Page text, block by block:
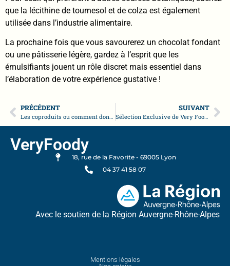
que la lécithine de tournesol et de colza est également
utilisée dans l’industrie alimentaire.
La prochaine fois que vous savourerez un chocolat fondant
ou une pâtisserie légère, gardez à l’esprit que les
émulsifiants jouent un rôle discret mais essentiel dans
l’élaboration de votre expérience gustative !
PRÉCÉDENT
Les coproduits ou comment donner une « seconde vie » aux aliments
SUIVANT
Sélection Exclusive de Very Foody : Découvrez nos Ingrédients Phares
VeryFoody
18, rue de la Favorite - 69005 Lyon
04 37 41 58 07
Avec le soutien de la Région Auvergne-Rhône-Alpes
Mentions légales